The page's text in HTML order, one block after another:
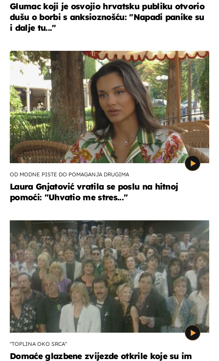
Glumac koji je osvojio hrvatsku publiku otvorio
dušu o borbi s anksioznošću: "Napadi panike su
i dalje tu..."
OD MODNE PISTE DO POMAGANJA DRUGIMA
Laura Gnjatović vratila se poslu na hitnoj
pomoći: "Uhvatio me stres..."
"TOPLINA OKO SRCA"
Domaće glazbene zvijezde otkrile koje su im